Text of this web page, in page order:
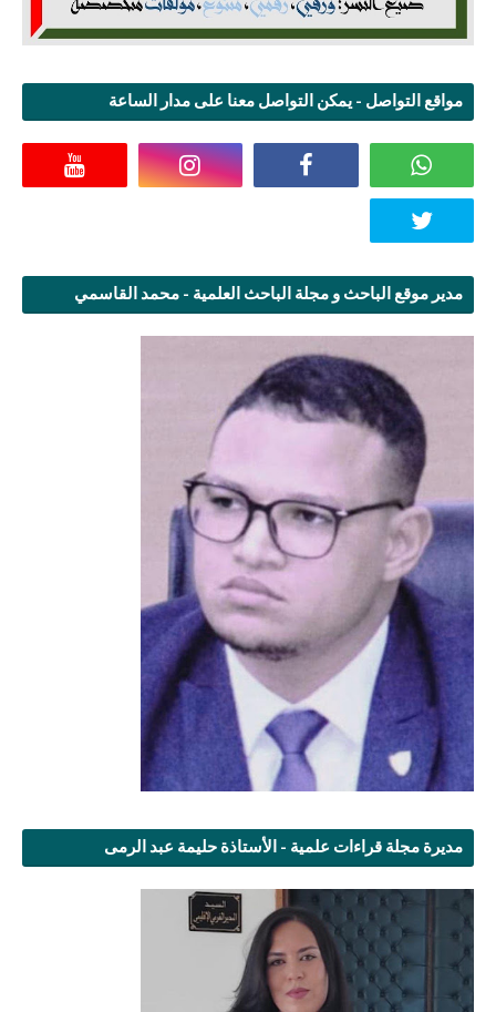
مواقع التواصل - يمكن التواصل معنا على مدار الساعة
مدير موقع الباحث و مجلة الباحث العلمية - محمد القاسمي
مديرة مجلة قراءات علمية - الأستاذة حليمة عبد الرمى